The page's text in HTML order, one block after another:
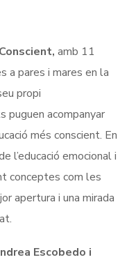
amb 11
a pares i mares en la
propi
puguen acompanyar
més conscient. En
l’educació emocional i
conceptes com les
apertura i una mirada
Escobedo i